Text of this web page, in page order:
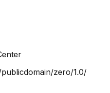
zero/1.0/